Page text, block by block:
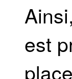
est